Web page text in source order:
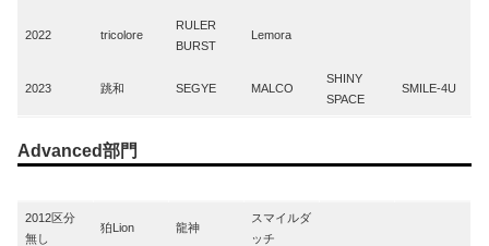
2022 tricolore
RULER
BURST
Lemora
2023 跳和 SEGYE MALCO
SHINY
SPACE
SMILE-4U
Advanced部門
2012区分
無し
狛Lion 龍神
スマイルダ
ッチ